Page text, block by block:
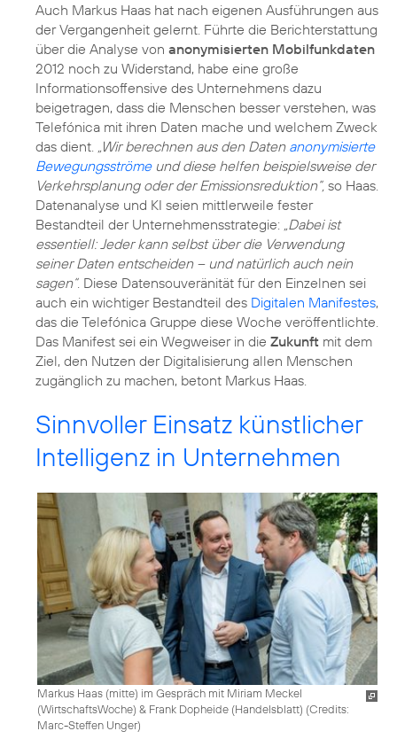
Auch Markus Haas hat nach eigenen Ausführungen aus
der Vergangenheit gelernt. Führte die Berichterstattung
über die Analyse von anonymisierten Mobilfunkdaten
2012 noch zu Widerstand, habe eine große
Informationsoffensive des Unternehmens dazu
beigetragen, dass die Menschen besser verstehen, was
Telefónica mit ihren Daten mache und welchem Zweck
das dient. „Wir berechnen aus den Daten anonymisierte
Bewegungsströmeund diese helfen beispielsweise der
Verkehrsplanung oder der Emissionsreduktion“, so Haas.
Datenanalyse und KI seien mittlerweile fester
Bestandteil der Unternehmensstrategie: „Dabei ist
essentiell: Jeder kann selbst über die Verwendung
seiner Daten entscheiden – und natürlich auch nein
sagen“. Diese Datensouveränität für den Einzelnen sei
auch ein wichtiger Bestandteil des Digitalen Manifestes,
das die Telefónica Gruppe diese Woche veröffentlichte.
Das Manifest sei ein Wegweiser in die Zukunft mit dem
Ziel, den Nutzen der Digitalisierung allen Menschen
zugänglich zu machen, betont Markus Haas.
Sinnvoller Einsatz künstlicher
Intelligenz in Unternehmen
Markus Haas (mitte) im Gespräch mit Miriam Meckel
(WirtschaftsWoche) & Frank Dopheide (Handelsblatt) (Credits:
Marc-Steffen Unger)